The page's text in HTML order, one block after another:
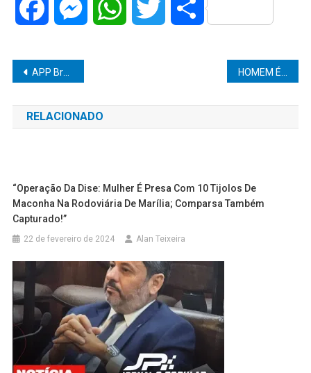
Facebook MessengerWhatsAppTwitter Share
Navegação
de
Post
APP Brasil anuncia APP Marília (SP)
RELACIONADO
“Operação Da Dise: Mulher É Presa Com 10 Tijolos De
Maconha Na Rodoviária De Marília; Comparsa Também
Capturado!”
22 de fevereiro de 2024 Alan Teixeira